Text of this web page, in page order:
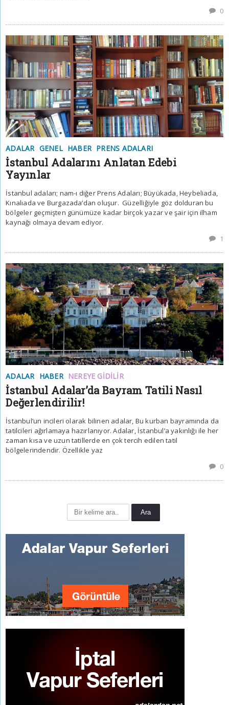
0
ADALAR GENEL HABER PRENS ADALARI
İstanbul Adalarını Anlatan Edebi
Yayınlar
İstanbul adaları; nam-ı diğer Prens Adaları; Büyükada, Heybeliada,
Kınalıada ve Burgazada’dan oluşur. Güzelliğiyle göz dolduran bu
bölgeler geçmişten günümüze kadar birçok yazar ve şair için ilham
kaynağı olmaya devam ediyor.
1
ADALAR HABER NEREYE GIDILIR
İstanbul Adalar’da Bayram Tatili Nasıl
Değerlendirilir!
İstanbul’un incileri olarak bilinen adalar, Bu kurban bayramında da
tatilcileri ağırlamaya hazırlanıyor. Adalar, İstanbul’a yakınlığı ile her
zaman kısa ve uzun tatillerde en çok tercih edilen tatil
bölgelerindendir. Özellikle yaz
0